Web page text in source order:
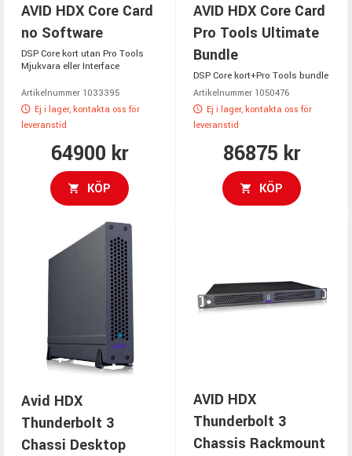
AVID HDX Core Card
no Software
DSP Core kort utan Pro Tools
Mjukvara eller Interface
Artikelnummer 1033395
Ej i lager, kontakta oss för
leveranstid
64900 kr
KÖP
AVID HDX Core Card
Pro Tools Ultimate
Bundle
DSP Core kort+Pro Tools bundle
Artikelnummer 1050476
Ej i lager, kontakta oss för
leveranstid
86875 kr
KÖP
Avid HDX
Thunderbolt 3
Chassi Desktop
AVID HDX
Thunderbolt 3
Chassis Rackmount